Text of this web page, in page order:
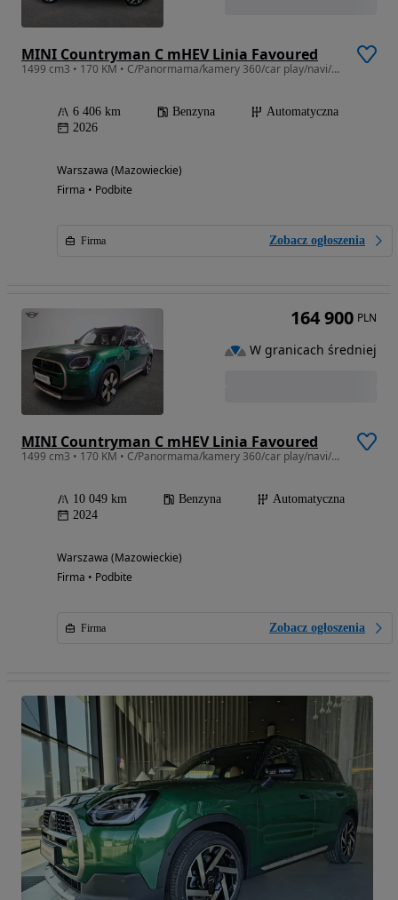
MINI Countryman C mHEV Linia Favoured
1499 cm3 • 170 KM • C/Panormama/kamery 360/car play/navi/Harman Kardon
6 406 km Benzyna
Automatyczna
2026
Warszawa (Mazowieckie)
Firma • Podbite
Firma Zobacz ogłoszenia
MINI Countryman C mHEV Linia Favoured
1499 cm3 • 170 KM • C/Panormama/kamery 360/car play/navi/Harman Kardon
10 049 km Benzyna
Automatyczna
2024
Warszawa (Mazowieckie)
Firma • Podbite
Firma Zobacz ogłoszenia
164 900 PLN
W granicach średniej